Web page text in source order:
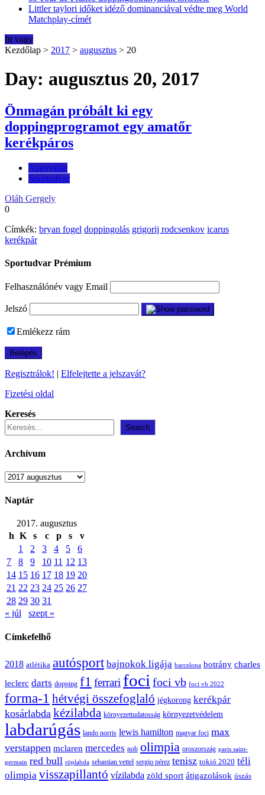
Littler taylori időket idéző dominanciával védte meg World
Matchplay-címét
Itt vagy
Kezdőlap > 2017 > augusztus > 20
Day: augusztus 20, 2017
Önmagán próbált ki egy
doppingprogramot egy amatőr
kerékpáros
Nagyvilág
Sportudvar
Oláh Gergely
0
Címkék: bryan fogel doppingolás grigorij rodcsenkov icarus
kerékpár
Sportudvar Prémium
Felhasználónév vagy Email
Jelszó
Emlékezz rám
Regisztrálok! | Elfelejtette a jelszavát?
Fizetési oldal
Keresés
Search
Archívum
Archívum
Naptár
2017. augusztus
h K s c p s
v
1
2 3 4 5
6
7
8 9 10 11 12 13
14 15 16 17 18 19 20
21 22 23 24 25 26 27
28 29 30 31
« júl
szept »
Címkefelhő
2018 atlétika autósport bajnokok ligája barcelona botrány charles
leclerc darts dopping f1 ferrari foci foci vb foci vb 2022
forma-1 hétvégi összefoglaló jégkorong kerékpár
kosárlabda kézilabda környezettudatosság környezetvédelem
labdarúgás lando norris lewis hamilton magyar foci max
verstappen mclaren mercedes nob olimpia oroszország paris saint-
germain red bull röplabda sebastian vettel sergio pérez tenisz tokió 2020 téli
olimpia visszapillantó vízilabda zöld sport átigazolások úszás